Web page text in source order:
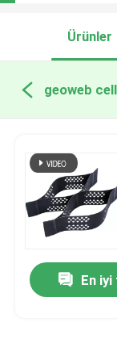
Ürünler
En